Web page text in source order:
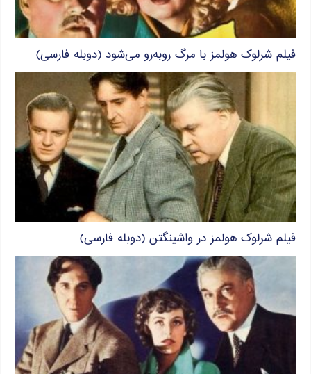
فیلم شرلوک هولمز با مرگ روبه‌رو می‌شود (دوبله فارسی)
فیلم شرلوک هولمز در واشینگتن (دوبله فارسی)